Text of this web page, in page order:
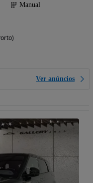
Manual
Ver anúncios